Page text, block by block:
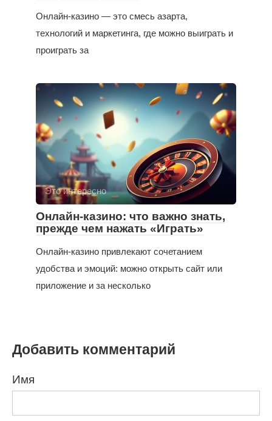
Онлайн-казино — это смесь азарта,
технологий и маркетинга, где можно выиграть и
проиграть за
Это интересно
Онлайн-казино: что важно знать,
прежде чем нажать «Играть»
Онлайн-казино привлекают сочетанием
удобства и эмоций: можно открыть сайт или
приложение и за несколько
Добавить комментарий
Имя